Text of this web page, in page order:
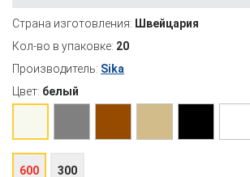
Страна изготовления: Швейцария
Кол-во в упаковке: 20
Производитель: Sika
Цвет: белый
600
300